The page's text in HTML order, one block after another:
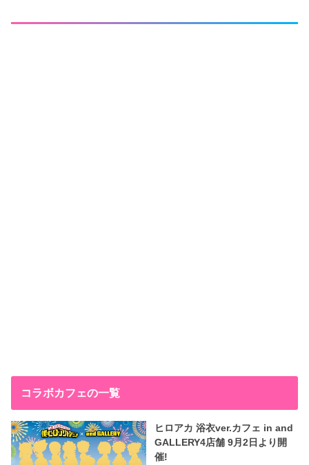
コラボカフェの一覧
ヒロアカ 浴衣ver.カフェ in and
GALLERY4店舗 9月2日より開
催!